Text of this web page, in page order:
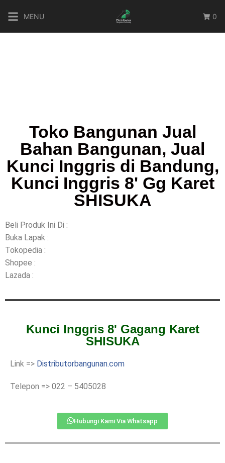
MENU 0
Toko Bangunan Jual
Bahan Bangunan, Jual
Kunci Inggris di Bandung,
Kunci Inggris 8' Gg Karet
SHISUKA
Beli Produk Ini Di :
Buka Lapak :
Tokopedia :
Shopee :
Lazada :
Kunci Inggris 8' Gagang Karet
SHISUKA
Link => Distributorbangunan.com
Telepon => 022 – 5405028
Hubungi Kami Via Whatsapp